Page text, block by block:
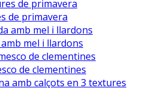
de primavera
mel i llardons
de clementines